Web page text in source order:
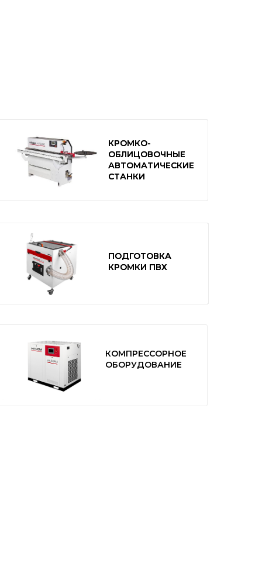
КРОМКО-
ОБЛИЦОВОЧНЫЕ
АВТОМАТИЧЕСКИЕ
СТАНКИ
ПОДГОТОВКА
КРОМКИ ПВХ
КРОМКО-
ОБЛИЦОВОЧНЫЕ
АВТОМАТИЧЕСКИЕ
СТАНКИ
ПОДГОТОВКА
КРОМКИ ПВХ
КОМПРЕССОРНОЕ
ОБОРУДОВАНИЕ